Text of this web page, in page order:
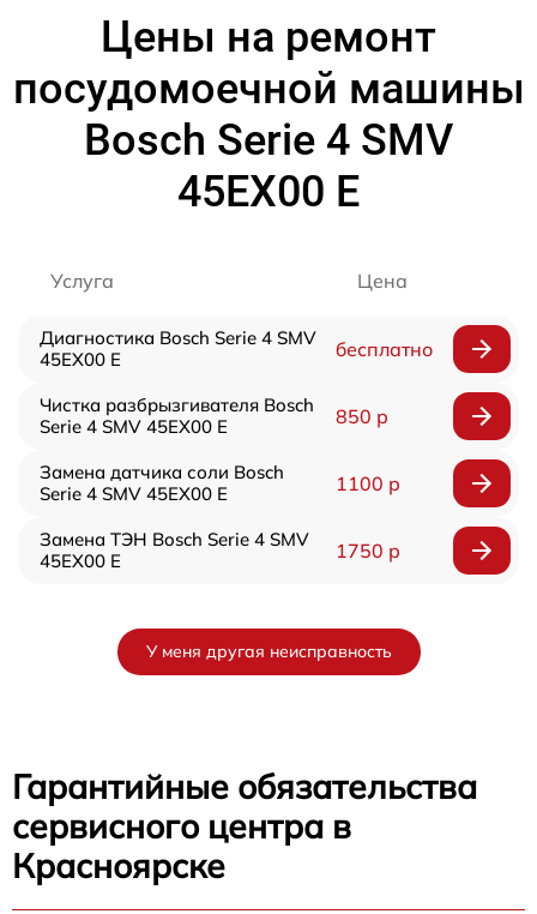
Цены на ремонт
посудомоечной машины
Bosch Serie 4 SMV
45EX00 E
Услуга Цена
Диагностика Bosch Serie 4 SMV
45EX00 E
бесплатно
Чистка разбрызгивателя Bosch
Serie 4 SMV 45EX00 E
850 р
Замена датчика соли Bosch
Serie 4 SMV 45EX00 E
1100 р
Замена ТЭН Bosch Serie 4 SMV
45EX00 E
1750 р
У меня другая неисправность
Гарантийные обязательства
сервисного центра в
Красноярске